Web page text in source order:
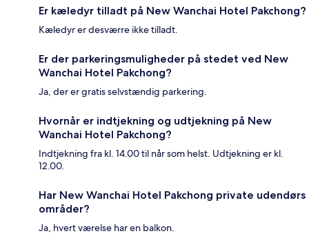
Er kæledyr tilladt på New Wanchai Hotel Pakchong?
Kæledyr er desværre ikke tilladt.
Er der parkeringsmuligheder på stedet ved New
Wanchai Hotel Pakchong?
Ja, der er gratis selvstændig parkering.
Hvornår er indtjekning og udtjekning på New
Wanchai Hotel Pakchong?
Indtjekning fra kl. 14.00 til når som helst. Udtjekning er kl.
12.00.
Har New Wanchai Hotel Pakchong private udendørs
områder?
Ja, hvert værelse har en balkon.